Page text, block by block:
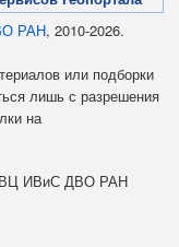
РАН, 2010-2026.
или подборки
лишь с разрешения
на
ИВиС ДВО РАН